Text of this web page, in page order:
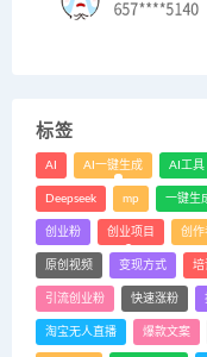
标签
AI AI一键生成 AI工具
Deepseek mp 一键生
创业粉 创业项目 创作
原创视频 变现方式 培
引流创业粉 快速涨粉
淘宝无人直播 爆款文案